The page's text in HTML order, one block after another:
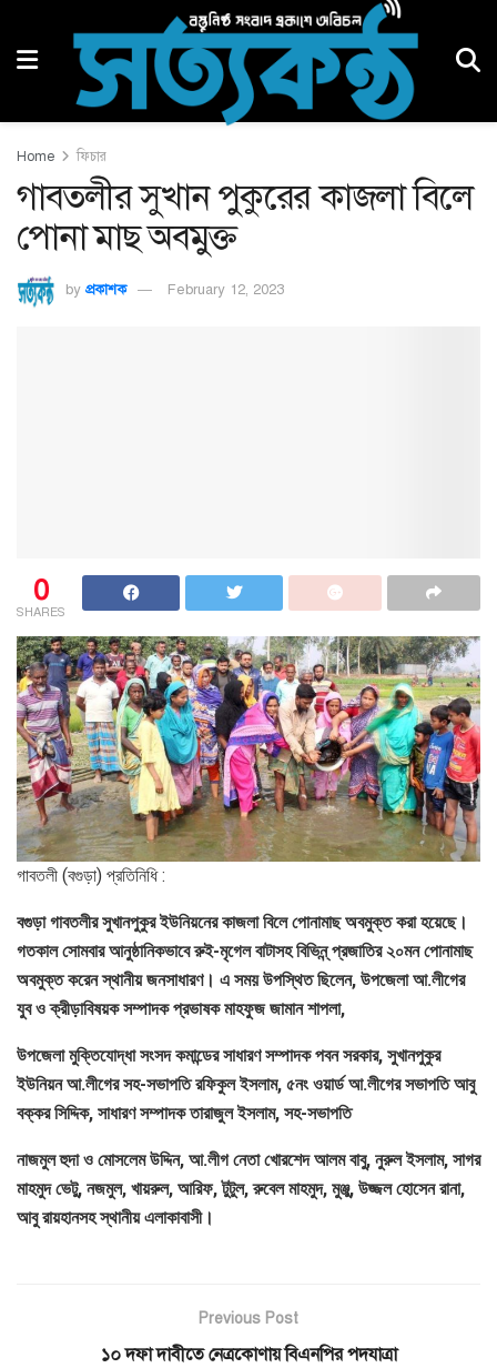
Home ফিচার
গাবতলীর সুখান পুকুরের কাজলা বিলে
পোনা মাছ অবমুক্ত
by প্রকাশক February 12, 2023
0
SHARES
গাবতলী (বগুড়া) প্রতিনিধি :
বগুড়া গাবতলীর সুখানপুকুর ইউনিয়নের কাজলা বিলে পোনামাছ অবমুক্ত করা হয়েছে।
গতকাল সোমবার আনুষ্ঠানিকভাবে রুই-মৃগেল বাটাসহ বিভিন্ন্ প্রজাতির ২০মন পোনামাছ
অবমুক্ত করেন স্থানীয় জনসাধারণ। এ সময় উপস্থিত ছিলেন, উপজেলা আ.লীগের
যুব ও ক্রীড়াবিষয়ক সম্পাদক প্রভাষক মাহফুজ জামান শাপলা,
উপজেলা মুক্তিযোদ্ধা সংসদ কমান্ডের সাধারণ সম্পাদক পবন সরকার, সুখানপুকুর
ইউনিয়ন আ.লীগের সহ-সভাপতি রফিকুল ইসলাম, ৫নং ওয়ার্ড আ.লীগের সভাপতি আবু
বক্কর সিদ্দিক, সাধারণ সম্পাদক তারাজুল ইসলাম, সহ-সভাপতি
নাজমুল হুদা ও মোসলেম উদ্দিন, আ.লীগ নেতা খোরশেদ আলম বাবু, নুরুল ইসলাম, সাগর
মাহমুদ ভেটু, নজমুল, খায়রুল, আরিফ, টুটুল, রুবেল মাহমুদ, মুঞ্জু, উজ্জল হোসেন রানা,
আবু রায়হানসহ স্থানীয় এলাকাবাসী।
Previous Post
১০ দফা দাবীতে নেত্রকোণায় বিএনপির পদযাত্রা